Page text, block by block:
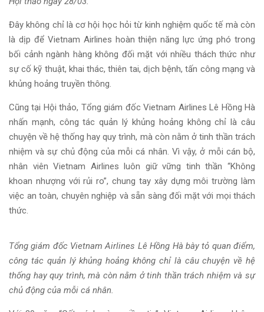
Đây không chỉ là cơ hội học hỏi từ kinh nghiệm quốc tế mà còn
là dịp để Vietnam Airlines hoàn thiện năng lực ứng phó trong
bối cảnh ngành hàng không đối mặt với nhiều thách thức như
sự cố kỹ thuật, khai thác, thiên tai, dịch bệnh, tấn công mạng và
khủng hoảng truyền thông.
Cũng tại Hội thảo, Tổng giám đốc Vietnam Airlines Lê Hồng Hà
nhấn mạnh, công tác quản lý khủng hoảng không chỉ là câu
chuyện về hệ thống hay quy trình, mà còn nằm ở tinh thần trách
nhiệm và sự chủ động của mỗi cá nhân. Vì vậy, ở mỗi cán bộ,
nhân viên Vietnam Airlines luôn giữ vững tinh thần “Không
khoan nhượng với rủi ro”, chung tay xây dựng môi trường làm
việc an toàn, chuyên nghiệp và sẵn sàng đối mặt với mọi thách
thức.
Tổng giám đốc Vietnam Airlines Lê Hồng Hà bày tỏ quan điểm,
công tác quản lý khủng hoảng không chỉ là câu chuyện về hệ
thống hay quy trình, mà còn nằm ở tinh thần trách nhiệm và sự
chủ động của mỗi cá nhân.